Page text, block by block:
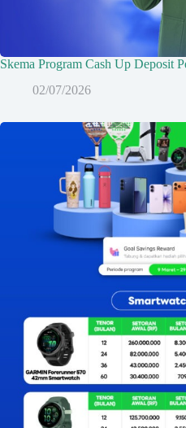
Skema Program Cash Up Deposit
02/07/2026